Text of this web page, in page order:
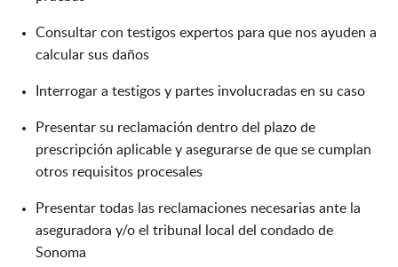
Consultar con testigos expertos para que nos ayuden a
calcular sus daños
Interrogar a testigos y partes involucradas en su caso
Presentar su reclamación dentro del plazo de
prescripción aplicable y asegurarse de que se cumplan
otros requisitos procesales
Presentar todas las reclamaciones necesarias ante la
aseguradora y/o el tribunal local del condado de
Sonoma